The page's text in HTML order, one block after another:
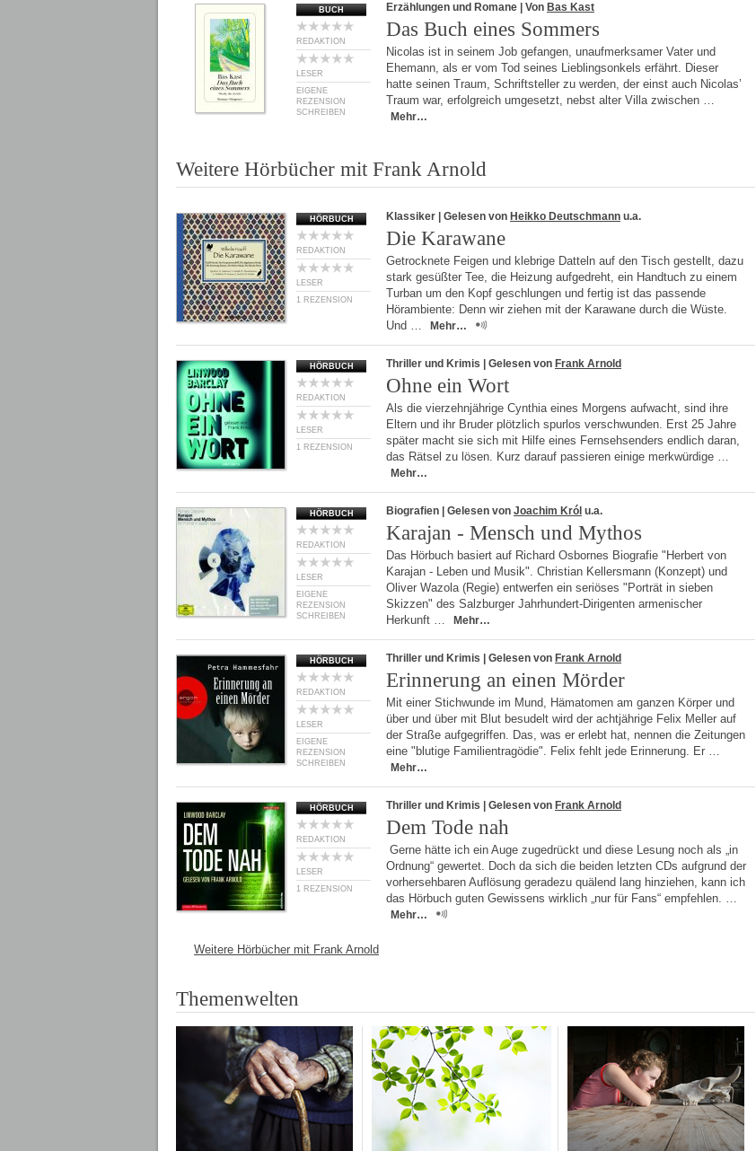
BUCH
REDAKTION
LESER
EIGENE
REZENSION
SCHREIBEN
Erzählungen und Romane | Von Bas Kast
Das Buch eines Sommers
Nicolas ist in seinem Job gefangen, unaufmerksamer Vater und
Ehemann, als er vom Tod seines Lieblingsonkels erfährt. Dieser
hatte seinen Traum, Schriftsteller zu werden, der einst auch Nicolas’
Traum war, erfolgreich umgesetzt, nebst alter Villa zwischen …
Mehr…
Weitere Hörbücher mit Frank Arnold
HÖRBUCH
REDAKTION
LESER
1 REZENSION
Klassiker | Gelesen von Heikko Deutschmann u.a.
Die Karawane
Getrocknete Feigen und klebrige Datteln auf den Tisch gestellt, dazu
stark gesüßter Tee, die Heizung aufgedreht, ein Handtuch zu einem
Turban um den Kopf geschlungen und fertig ist das passende
Hörambiente: Denn wir ziehen mit der Karawane durch die Wüste.
Und …
Mehr…
HÖRBUCH
REDAKTION
LESER
1 REZENSION
Thriller und Krimis | Gelesen von Frank Arnold
Ohne ein Wort
Als die vierzehnjährige Cynthia eines Morgens aufwacht, sind ihre
Eltern und ihr Bruder plötzlich spurlos verschwunden. Erst 25 Jahre
später macht sie sich mit Hilfe eines Fernsehsenders endlich daran,
das Rätsel zu lösen. Kurz darauf passieren einige merkwürdige …
Mehr…
HÖRBUCH
REDAKTION
LESER
EIGENE
REZENSION
SCHREIBEN
Biografien | Gelesen von Joachim Król u.a.
Karajan - Mensch und Mythos
Das Hörbuch basiert auf Richard Osbornes Biografie "Herbert von
Karajan - Leben und Musik". Christian Kellersmann (Konzept) und
Oliver Wazola (Regie) entwerfen ein seriöses "Porträt in sieben
Skizzen" des Salzburger Jahrhundert-Dirigenten armenischer
Herkunft …
Mehr…
HÖRBUCH
REDAKTION
LESER
EIGENE
REZENSION
SCHREIBEN
Thriller und Krimis | Gelesen von Frank Arnold
Erinnerung an einen Mörder
Mit einer Stichwunde im Mund, Hämatomen am ganzen Körper und
über und über mit Blut besudelt wird der achtjährige Felix Meller auf
der Straße aufgegriffen. Das, was er erlebt hat, nennen die Zeitungen
eine "blutige Familientragödie". Felix fehlt jede Erinnerung. Er …
Mehr…
HÖRBUCH
REDAKTION
LESER
1 REZENSION
Thriller und Krimis | Gelesen von Frank Arnold
Dem Tode nah
Gerne hätte ich ein Auge zugedrückt und diese Lesung noch als „in
Ordnung“ gewertet. Doch da sich die beiden letzten CDs aufgrund der
vorhersehbaren Auflösung geradezu quälend lang hinziehen, kann ich
das Hörbuch guten Gewissens wirklich „nur für Fans“ empfehlen. …
Mehr…
Weitere Hörbücher mit Frank Arnold
Themenwelten